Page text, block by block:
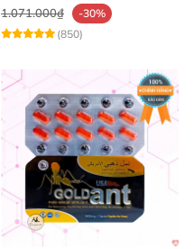
1.071.000₫
-30%
(850)